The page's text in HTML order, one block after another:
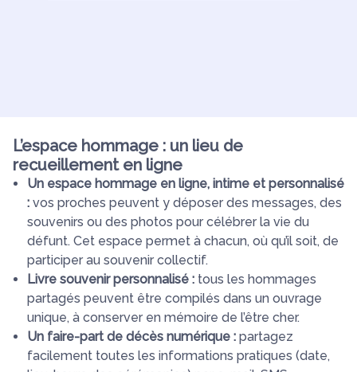
L’espace hommage : un lieu de
recueillement en ligne
Un espace hommage en ligne, intime et personnalisé
: vos proches peuvent y déposer des messages, des
souvenirs ou des photos pour célébrer la vie du
défunt. Cet espace permet à chacun, où qu’il soit, de
participer au souvenir collectif.
Livre souvenir personnalisé : tous les hommages
partagés peuvent être compilés dans un ouvrage
unique, à conserver en mémoire de l’être cher.
Un faire-part de décès numérique : partagez
facilement toutes les informations pratiques (date,